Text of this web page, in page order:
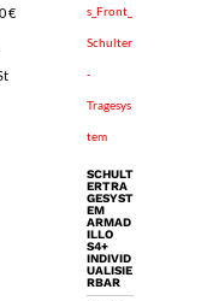
€
SCHULT
ERTRA
GESYST
EM
ARMAD
ILLO
S4+
INDIVID
UALISIE
RBAR